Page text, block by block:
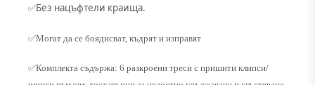
✅Без нацъфтели краища.
✅Могат да се боядисват, къдрят и изправят
✅Комплекта съдържа: 6 разкроени треси с пришити клипси/